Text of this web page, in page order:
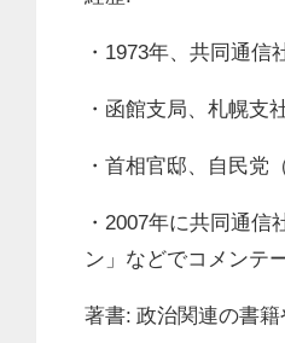
・1973年、共同通信
・函館支局、札幌支
・首相官邸、自民党
・2007年に共同通
ン」などでコメンテ
著書: 政治関連の書